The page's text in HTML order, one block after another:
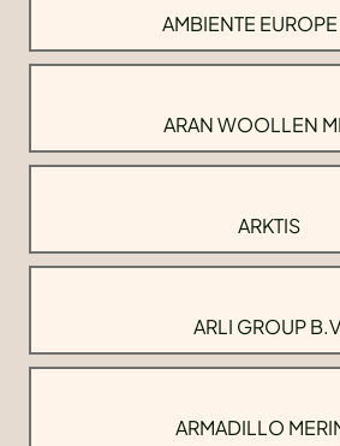
AMBIENTE
ARAN WOOLLEN
ARKTIS
ARLI GROUP
ARMADILLO